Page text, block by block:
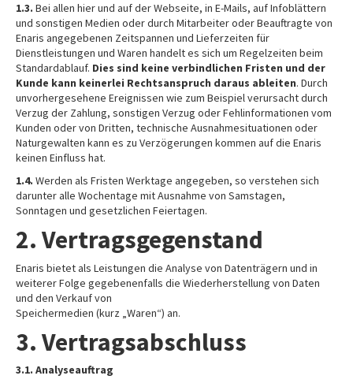
1.3. Bei allen hier und auf der Webseite, in E-Mails, auf Infoblättern
und sonstigen Medien oder durch Mitarbeiter oder Beauftragte von
Enaris angegebenen Zeitspannen und Lieferzeiten für
Dienstleistungen und Waren handelt es sich um Regelzeiten beim
Standardablauf. Dies sind keine verbindlichen Fristen und der
Kunde kann keinerlei Rechtsanspruch daraus ableiten. Durch
unvorhergesehene Ereignissen wie zum Beispiel verursacht durch
Verzug der Zahlung, sonstigen Verzug oder Fehlinformationen vom
Kunden oder von Dritten, technische Ausnahmesituationen oder
Naturgewalten kann es zu Verzögerungen kommen auf die Enaris
keinen Einfluss hat.
1.4. Werden als Fristen Werktage angegeben, so verstehen sich
darunter alle Wochentage mit Ausnahme von Samstagen,
Sonntagen und gesetzlichen Feiertagen.
2. Vertragsgegenstand
Enaris bietet als Leistungen die Analyse von Datenträgern und in
weiterer Folge gegebenenfalls die Wiederherstellung von Daten
und den Verkauf von
Speichermedien (kurz „Waren“) an.
3. Vertragsabschluss
3.1. Analyseauftrag